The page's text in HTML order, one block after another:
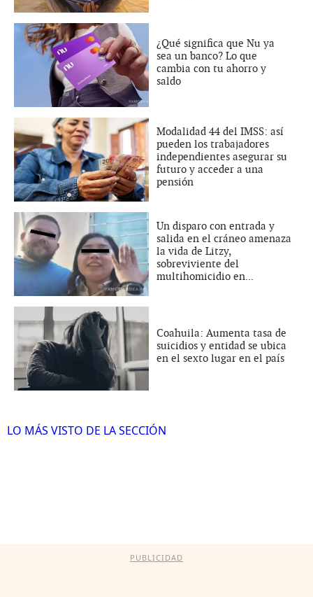
¿Qué significa que Nu ya
sea un banco? Lo que
cambia con tu ahorro y
saldo
Modalidad 44 del IMSS: así
pueden los trabajadores
independientes asegurar su
futuro y acceder a una
pensión
Un disparo con entrada y
salida en el cráneo amenaza
la vida de Litzy,
sobreviviente del
multihomicidio en...
Coahuila: Aumenta tasa de
suicidios y entidad se ubica
en el sexto lugar en el país
LO MÁS VISTO DE LA SECCIÓN
PUBLICIDAD